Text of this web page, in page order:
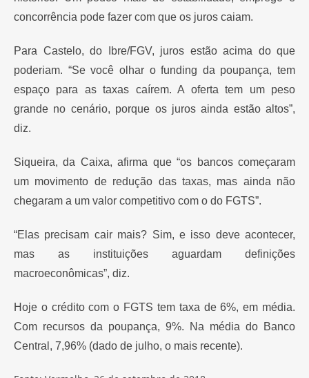
concorrência pode fazer com que os juros caiam.
Para Castelo, do Ibre/FGV, juros estão acima do que
poderiam. “Se você olhar o funding da poupança, tem
espaço para as taxas caírem. A oferta tem um peso
grande no cenário, porque os juros ainda estão altos”,
diz.
Siqueira, da Caixa, afirma que “os bancos começaram
um movimento de redução das taxas, mas ainda não
chegaram a um valor competitivo com o do FGTS”.
“Elas precisam cair mais? Sim, e isso deve acontecer,
mas as instituições aguardam definições
macroeconômicas”, diz.
Hoje o crédito com o FGTS tem taxa de 6%, em média.
Com recursos da poupança, 9%. Na média do Banco
Central, 7,96% (dado de julho, o mais recente).